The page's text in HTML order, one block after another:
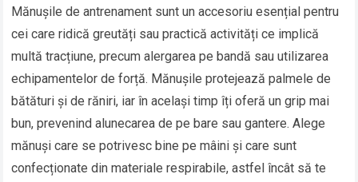
Mănușile de antrenament sunt un accesoriu esențial pentru
cei care ridică greutăți sau practică activități ce implică
multă tracțiune, precum alergarea pe bandă sau utilizarea
echipamentelor de forță. Mănușile protejează palmele de
bătături și de răniri, iar în același timp îți oferă un grip mai
bun, prevenind alunecarea de pe bare sau gantere. Alege
mănuși care se potrivesc bine pe mâini și care sunt
confecționate din materiale respirabile, astfel încât să te